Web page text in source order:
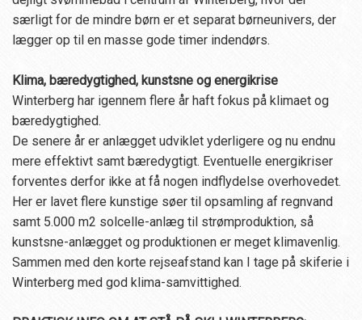
særligt for de mindre børn er et separat børneunivers, der
lægger op til en masse gode timer indendørs.
Klima, bæredygtighed, kunstsne og energikrise
Winterberg har igennem flere år haft fokus på klimaet og
bæredygtighed.
De senere år er anlægget udviklet yderligere og nu endnu
mere effektivt samt bæredygtigt. Eventuelle energikriser
forventes derfor ikke at få nogen indflydelse overhovedet.
Her er lavet flere kunstige søer til opsamling af regnvand
samt 5.000 m2 solcelle-anlæg til strømproduktion, så
kunstsne-anlægget og produktionen er meget klimavenlig.
Sammen med den korte rejseafstand kan I tage på skiferie i
Winterberg med god klima-samvittighed.